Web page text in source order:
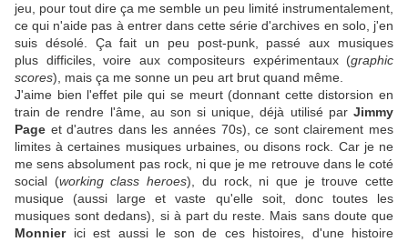
jeu, pour tout dire ça me semble un peu limité instrumentalement,
ce qui n'aide pas à entrer dans cette série d'archives en solo, j'en
suis désolé. Ça fait un peu post-punk, passé aux musiques
plus difficiles, voire aux compositeurs expérimentaux (graphic
scores), mais ça me sonne un peu art brut quand même.
J'aime bien l'effet pile qui se meurt (donnant cette distorsion en
train de rendre l'âme, au son si unique, déjà utilisé par Jimmy
Page et d'autres dans les années 70s), ce sont clairement mes
limites à certaines musiques urbaines, ou disons rock. Car je ne
me sens absolument pas rock, ni que je me retrouve dans le coté
social (working class heroes), du rock, ni que je trouve cette
musique (aussi large et vaste qu'elle soit, donc toutes les
musiques sont dedans), si à part du reste. Mais sans doute que
Monnierici est aussi le son de ces histoires, d'une histoire